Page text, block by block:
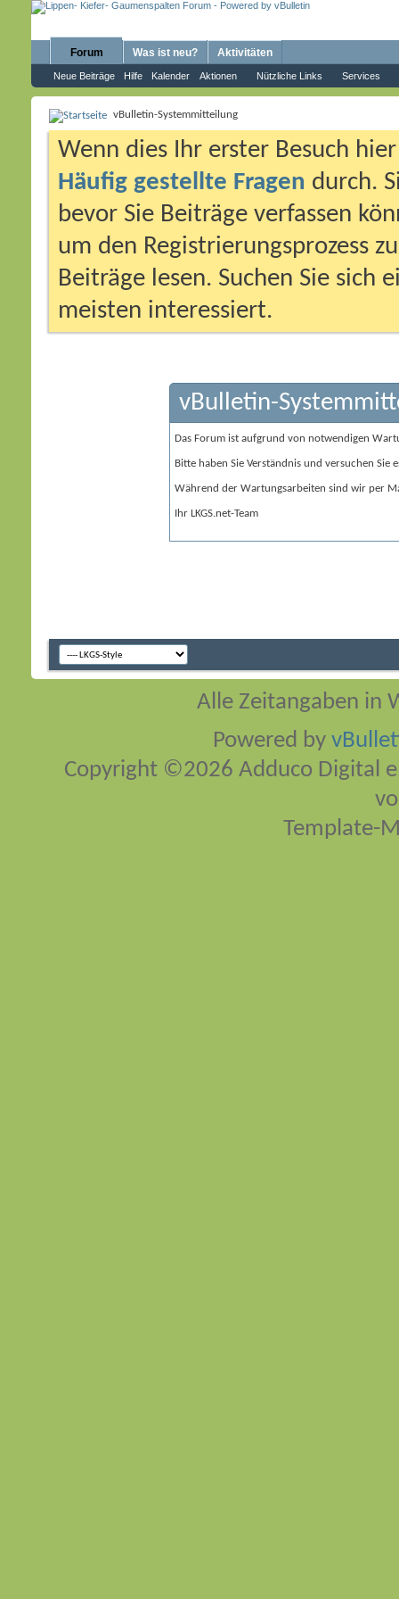
Forum
Neue Beiträge Hilfe Kalender Aktionen Nützliche Links Services
Was ist neu? Aktivitäten
vBulletin-Systemmitteilung
Wenn dies Ihr erster Besuch
Häufig gestellte Fragen durch.
bevor Sie Beiträge verfassen
um den Registrierungsprozess
Beiträge lesen. Suchen Sie sich
meisten interessiert.
vBulletin-
Das Forum ist aufgrund von notwendigen
Bitte haben Sie Verständnis und versuchen Sie
Während der Wartungsarbeiten sind wir per
Ihr LKGS.net-Team
Alle Zeitangaben in
Powered by
Copyright ©2026 Adduco Digital
Template-